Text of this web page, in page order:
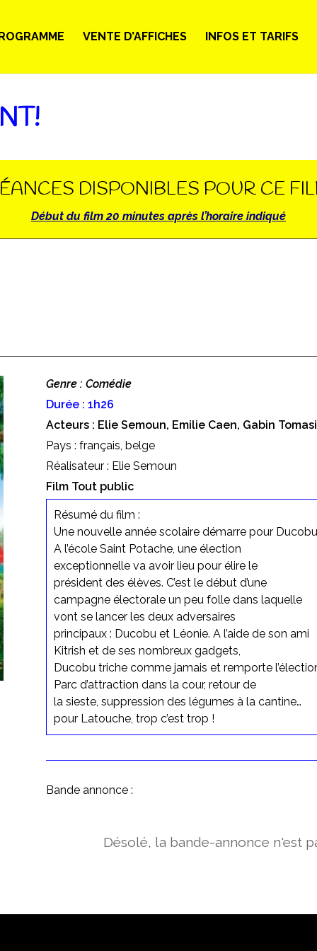
VENTE D’AFFICHES INFOS ET TARIFS
DISPONIBLES POUR CE
Début du film 20 minutes après l’horaire indiqué
Genre : Comédie
Durée : 1h26
Acteurs : Elie Semoun, Emilie Caen, Gabin
Pays : français, belge
Réalisateur : Elie Semoun
Film Tout public
Résumé du film :
Une nouvelle année scolaire démarre pour
A l’école Saint Potache, une élection
exceptionnelle va avoir lieu pour élire le
président des élèves. C’est le début d’une
campagne électorale un peu folle dans laquelle
vont se lancer les deux adversaires
principaux : Ducobu et Léonie. A l’aide de son ami
Kitrish et de ses nombreux gadgets,
Ducobu triche comme jamais et remporte
Parc d’attraction dans la cour, retour de
la sieste, suppression des légumes à la cantine…
pour Latouche, trop c’est trop !
Bande annonce :
Désolé, la bande-annonce n'est